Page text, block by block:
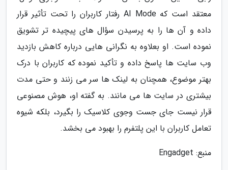
معتقد است که AI Mode رفتار کاربران را تحت تأثیر قرار
داده و آن ها را به پرسیدن سؤال های پیچیده تر تشویق
نموده است. او بعلاوه به نگرانی هایی درباره کاهش بازدید
وب سایت ها پاسخ داده و تأکید نموده که کاربران با درک
بهتر موضوع، همچنان به لینک ها سر می زنند و حتی مدت
بیشتری در سایت ها می مانند. به گفته او، هوش مصنوعی
قرار نیست جای جست وجوی کلاسیک را بگیرد، بلکه شیوه
تعامل کاربران با این پلتفرم را بهبود می بخشد.
منبع: Engadget